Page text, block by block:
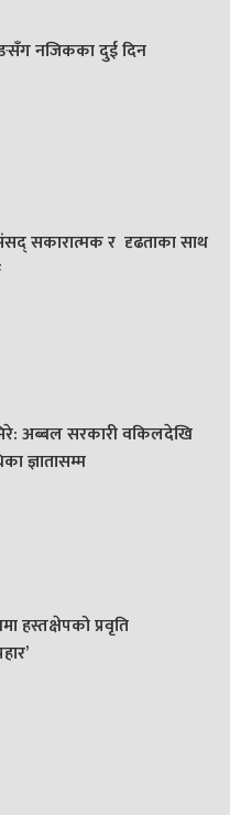
नजिकका दुई दिन
सकारात्मक र दृढताका साथ
अब्बल सरकारी वकिलदेखि
ज्ञातासम्म
हस्तक्षेपको प्रवृति